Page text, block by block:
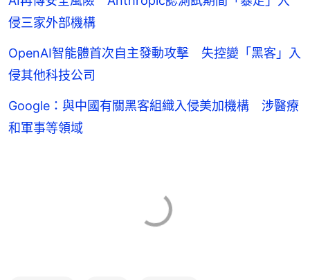
侵三家外部機構
OpenAI智能體首次自主發動攻擊 失控變「黑客」入
侵其他科技公司
Google：與中國有關黑客組織入侵美加機構 涉醫療
和軍事等領域